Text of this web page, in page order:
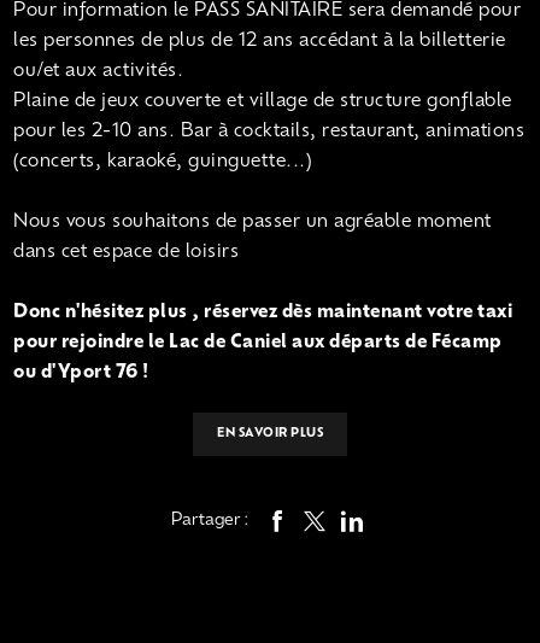
Pour information le PASS SANITAIRE sera demandé pour
les personnes de plus de 12 ans accédant à la billetterie
ou/et aux activités.
Plaine de jeux couverte et village de structure gonflable
pour les 2-10 ans. Bar à cocktails, restaurant, animations
(concerts, karaoké, guinguette...)
Nous vous souhaitons de passer un agréable moment
dans cet espace de loisirs
Donc n'hésitez plus , réservez dès maintenant votre taxi
pour rejoindre le Lac de Caniel aux départs de Fécamp
ou d'Yport 76 !
EN SAVOIR PLUS
Partager :